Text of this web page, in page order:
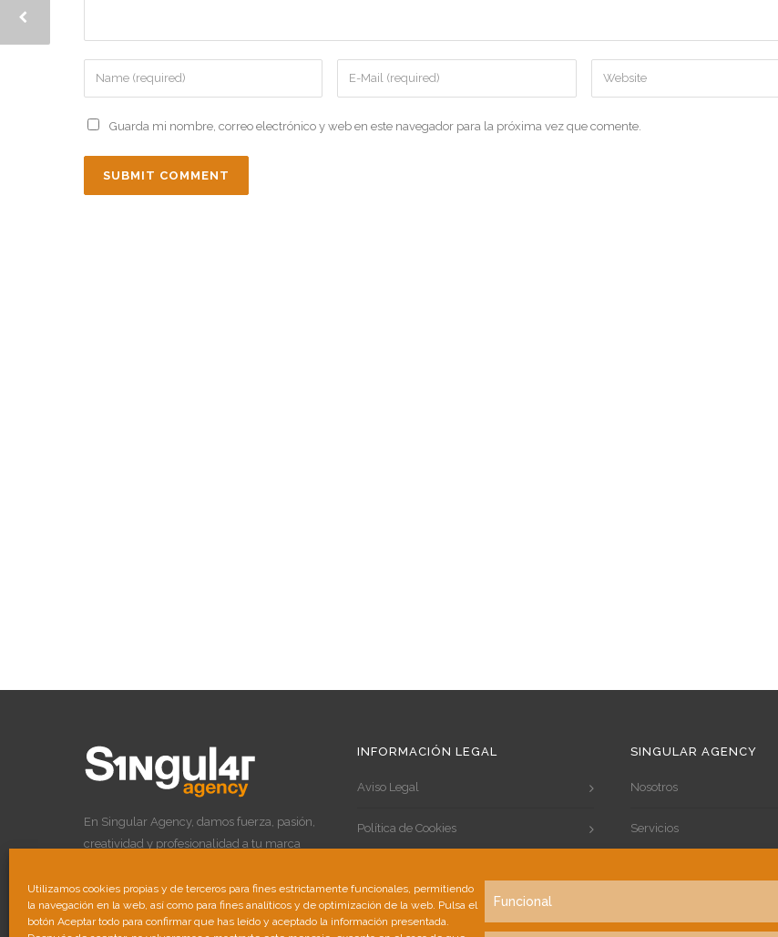
Utilizamos cookies propias y de terceros para fines estrictamente funcionales, permitiendo
la navegación en la web, así como para fines analíticos y de optimización de la web. Pulsa el
botón Aceptar todo para confirmar que has leído y aceptado la información presentada.
Funcional
Guarda mi nombre, correo electrónico y web en este navegador para la próxima vez que comente.
En Singular Agency, damos fuerza, pasión,
creatividad y profesionalidad a tu marca
INFORMACIÓN LEGAL
Aviso Legal
Política de Cookies
SINGULAR AGENCY
Nosotros
Servicios